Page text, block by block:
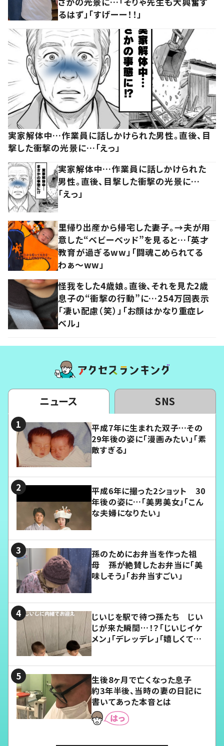
るはず」「すげーー！！」
実家解体中…作業員に話しかけられた男性。直後、目
撃した衝撃の光景に…「えっ」
実家解体中…作業員に話しかけられた
男性。直後、目撃した衝撃の光景に…
「えっ」
里帰り出産から帰宅した妻子。→夫が用
意した“ベビーベッド”を見ると…「英才
教育が過ぎるww」「闘魂こめられてる
わぁ～ww」
怪我をした4歳娘。直後、それを見た2歳
息子の“衝撃の行動”に…254万回表示
「凄い配慮（笑）」「お顔はかなり重症レ
ベル」
ニュース SNS
平成7年に生まれた双子…その
29年後の姿に「漫画みたい」「素
敵すぎる」
平成6年に撮った2ショット 30
年後の姿に…「美男美女」「こん
な夫婦になりたい」
孫のためにお弁当を作った祖
母 孫が絶賛したお弁当に「美
味しそう」「お弁当すごい」
じいじを駅で待つ孫たち じい
じが来た瞬間…！？「じいじイケ
メン」「デレッデレ」「嬉しくて可
生後8ヶ月で亡くなった息子
約3年半後、当時の妻の日記に
書いてあった本音とは